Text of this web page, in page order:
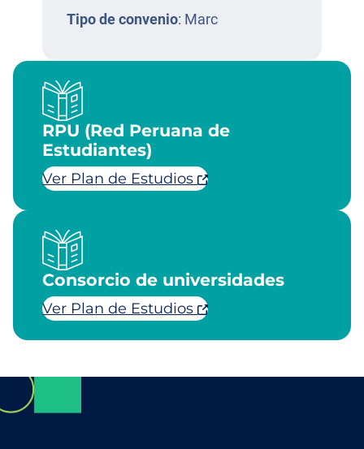
Tipo de convenio: Marc
RPU (Red Peruana de
Estudiantes)
Ver Plan de Estudios
Consorcio de universidades
Ver Plan de Estudios